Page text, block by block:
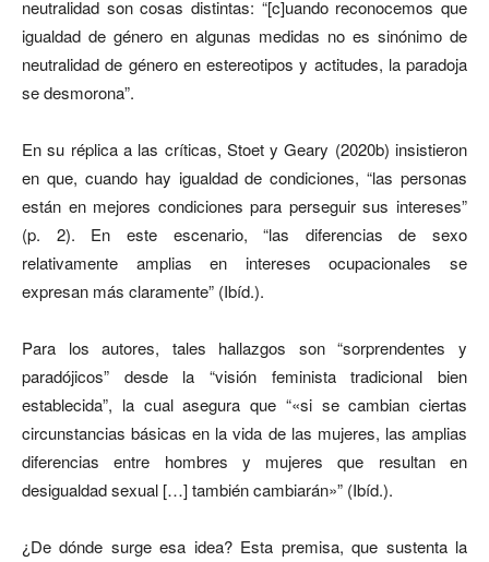
neutralidad son cosas distintas: “[c]uando reconocemos que
igualdad de género en algunas medidas no es sinónimo de
neutralidad de género en estereotipos y actitudes, la paradoja
se desmorona”.
En su réplica a las críticas, Stoet y Geary (2020b) insistieron
en que, cuando hay igualdad de condiciones, “las personas
están en mejores condiciones para perseguir sus intereses”
(p. 2). En este escenario, “las diferencias de sexo
relativamente amplias en intereses ocupacionales se
expresan más claramente” (Ibíd.).
Para los autores, tales hallazgos son “sorprendentes y
paradójicos” desde la “visión feminista tradicional bien
establecida”, la cual asegura que “«si se cambian ciertas
circunstancias básicas en la vida de las mujeres, las amplias
diferencias entre hombres y mujeres que resultan en
desigualdad sexual […] también cambiarán»” (Ibíd.).
¿De dónde surge esa idea? Esta premisa, que sustenta la